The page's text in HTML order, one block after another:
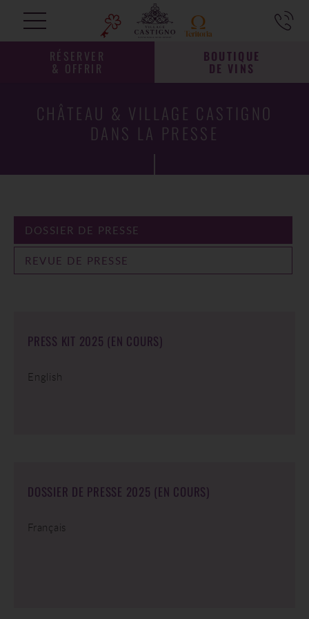
BOUTIQUE
DE VINS
RÉSERVER
& OFFRIR
CHÂTEAU & VILLAGE CASTIGNO
DANS LA PRESSE
DOSSIER DE PRESSE
REVUE DE PRESSE
PRESS KIT 2025 (EN COURS)
English
DOSSIER DE PRESSE 2025 (EN COURS)
Français